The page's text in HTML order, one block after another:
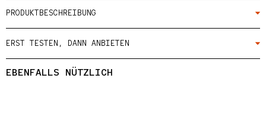
PRODUKTBESCHREIBUNG
ERST TESTEN, DANN ANBIETEN
EBENFALLS NÜTZLICH